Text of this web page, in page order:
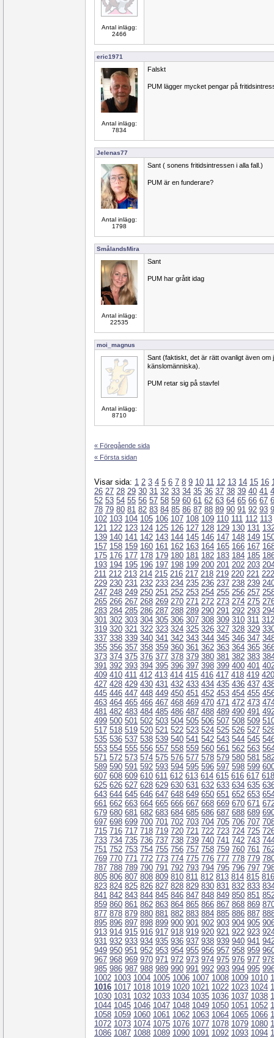
Antal inlägg:
2466
eric1971
Antal inlägg:
7834
Falskt
PUM lägger mycket pengar på
Jelenas77
Antal inlägg:
1798
Sant ( sonens fritidsintressen i alla fall.)
PUM är en funderare?
SmålandsMira
Antal inlägg:
22535
Sant
PUM har gråtit idag
moi_magnus
Antal inlägg:
8710
Sant (faktiskt, det är rätt ovanligt även om
känslomänniska).
PUM retar sig på stavfel
« Föregående sida
« Första sidan
Visar sida: 1 2 3 4 5 6 7 8 9 10 11 12 13 14 15 16
26 27 28 29 30 31 32 33 34 35 36 37 38 39 40 41
52 53 54 55 56 57 58 59 60 61 62 63 64 65 66 67
78 79 80 81 82 83 84 85 86 87 88 89 90 91 92 93
102 103 104 105 106 107 108 109 110 111 112 113
121 122 123 124 125 126 127 128 129 130 131
139 140 141 142 143 144 145 146 147 148 149
157 158 159 160 161 162 163 164 165 166 167
175 176 177 178 179 180 181 182 183 184 185
193 194 195 196 197 198 199 200 201 202 203
211 212 213 214 215 216 217 218 219 220 221 222
229 230 231 232 233 234 235 236 237 238 239
247 248 249 250 251 252 253 254 255 256 257
265 266 267 268 269 270 271 272 273 274 275
283 284 285 286 287 288 289 290 291 292 293
301 302 303 304 305 306 307 308 309 310 311 312
319 320 321 322 323 324 325 326 327 328 329
337 338 339 340 341 342 343 344 345 346 347
355 356 357 358 359 360 361 362 363 364 365
373 374 375 376 377 378 379 380 381 382 383
391 392 393 394 395 396 397 398 399 400 401
409 410 411 412 413 414 415 416 417 418 419 420
427 428 429 430 431 432 433 434 435 436 437
445 446 447 448 449 450 451 452 453 454 455
463 464 465 466 467 468 469 470 471 472 473
481 482 483 484 485 486 487 488 489 490 491
499 500 501 502 503 504 505 506 507 508 509
517 518 519 520 521 522 523 524 525 526 527
535 536 537 538 539 540 541 542 543 544 545
553 554 555 556 557 558 559 560 561 562 563
571 572 573 574 575 576 577 578 579 580 581
589 590 591 592 593 594 595 596 597 598 599
607 608 609 610 611 612 613 614 615 616 617 618
625 626 627 628 629 630 631 632 633 634 635
643 644 645 646 647 648 649 650 651 652 653
661 662 663 664 665 666 667 668 669 670 671
679 680 681 682 683 684 685 686 687 688 689
697 698 699 700 701 702 703 704 705 706 707
715 716 717 718 719 720 721 722 723 724 725
733 734 735 736 737 738 739 740 741 742 743
751 752 753 754 755 756 757 758 759 760 761
769 770 771 772 773 774 775 776 777 778 779
787 788 789 790 791 792 793 794 795 796 797
805 806 807 808 809 810 811 812 813 814 815 816
823 824 825 826 827 828 829 830 831 832 833
841 842 843 844 845 846 847 848 849 850 851
859 860 861 862 863 864 865 866 867 868 869
877 878 879 880 881 882 883 884 885 886 887
895 896 897 898 899 900 901 902 903 904 905
913 914 915 916 917 918 919 920 921 922 923
931 932 933 934 935 936 937 938 939 940 941
949 950 951 952 953 954 955 956 957 958 959
967 968 969 970 971 972 973 974 975 976 977
985 986 987 988 989 990 991 992 993 994 995
1002 1003 1004 1005 1006 1007 1008 1009 1010
1016 1017 1018 1019 1020 1021 1022 1023 1024
1030 1031 1032 1033 1034 1035 1036 1037 1038
1044 1045 1046 1047 1048 1049 1050 1051 1052
1058 1059 1060 1061 1062 1063 1064 1065 1066
1072 1073 1074 1075 1076 1077 1078 1079 1080
1086 1087 1088 1089 1090 1091 1092 1093 1094